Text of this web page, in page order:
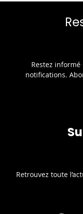
Restez
notifications.
Retrouvez toute